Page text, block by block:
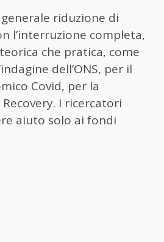
riduzione di
l’interruzione completa,
che pratica, come
dell’ONS, per il
Covid, per la
I ricercatori
aiuto solo ai fondi